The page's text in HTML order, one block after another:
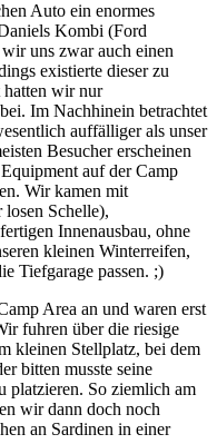
Auto ein enormes
Kombi (Ford
uns zwar auch einen
existierte dieser zu
hatten wir nur
Im Nachhinein betrachtet
auffälliger als unser
Besucher erscheinen
auf der Camp
Wir kamen mit
Schelle),
Innenausbau, ohne
kleinen Winterreifen,
Tiefgarage passen. ;)
Area an und waren erst
fuhren über die riesige
kleinen Stellplatz, bei dem
bitten musste seine
platzieren. So ziemlich am
wir dann doch noch
an Sardinen in einer